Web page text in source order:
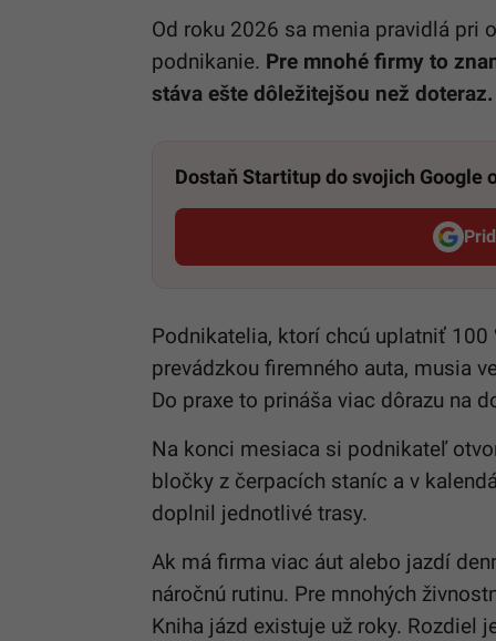
Od roku 2026 sa menia pravidlá pri
podnikanie. Pre mnohé firmy to
stáva ešte dôležitejšou než doteraz.
Dostaň Startitup do svojich Google
Podnikatelia, ktorí chcú uplatniť 100
prevádzkou firemného auta, musia
Do praxe to prináša viac dôrazu na
Na konci mesiaca si podnikateľ
bločky z čerpacích staníc a v
doplnil jednotlivé trasy.
Ak má firma viac áut alebo jazdí
náročnú rutinu. Pre mnohých
Kniha jázd existuje už roky. Rozdiel